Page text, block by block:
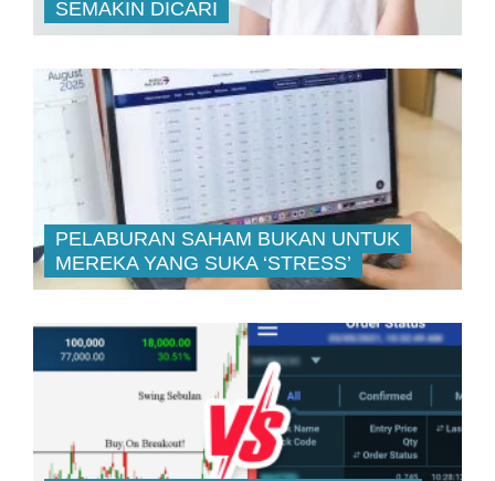
SEMAKIN DICARI
PELABURAN SAHAM BUKAN UNTUK
MEREKA YANG SUKA ‘STRESS’